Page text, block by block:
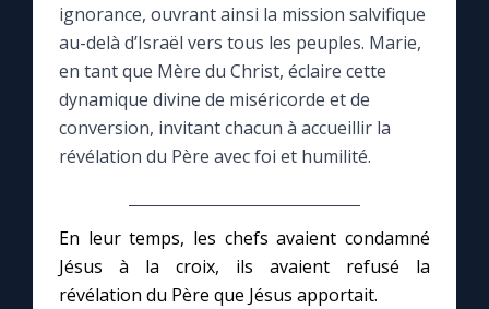
La vidéo de la semaine
Le compte Tiktok
Le magazine
Questions-réponses
ignorance, ouvrant ainsi la mission salvifique
au-delà d’Israël vers tous les peuples. Marie,
en tant que Mère du Christ, éclaire cette
dynamique divine de miséricorde et de
conversion, invitant chacun à accueillir la
révélation du Père avec foi et humilité.
En leur temps, les chefs avaient condamné
Jésus à la croix, ils avaient refusé la
révélation du Père que Jésus apportait.